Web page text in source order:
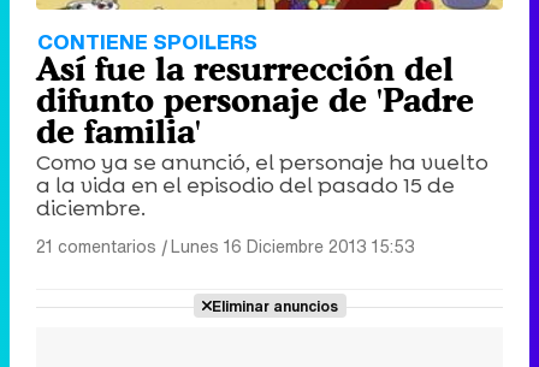
CONTIENE SPOILERS
Así fue la resurrección del
difunto personaje de 'Padre
de familia'
Como ya se anunció, el personaje ha vuelto
a la vida en el episodio del pasado 15 de
diciembre.
21 comentarios |Lunes 16 Diciembre 2013 15:53
Eliminar anuncios